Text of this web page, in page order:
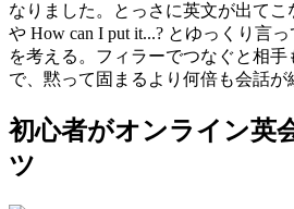
なりました。とっさに英文が出てこ
や How can I put it...? とゆっくり言
を考える。フィラーでつなぐと相
で、黙って固まるより何倍も会話が
初心者がオンライン英
ツ